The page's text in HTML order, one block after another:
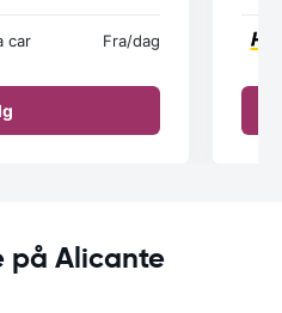
car Fra/dag
på Alicante